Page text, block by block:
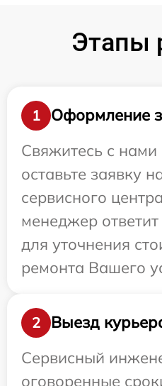
Этапы
1
Оформление
Свяжитесь с
оставьте заявку
сервисного
менеджер
для уточнения
ремонта Вашего
2
Выезд
Сервисный
оговоренные